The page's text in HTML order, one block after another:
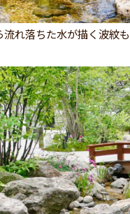
れ落ちた水が描く波紋